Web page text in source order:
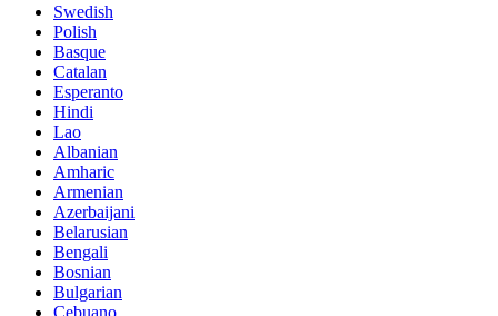
Swedish
Polish
Basque
Catalan
Esperanto
Hindi
Lao
Albanian
Amharic
Armenian
Azerbaijani
Belarusian
Bengali
Bosnian
Bulgarian
Cebuano